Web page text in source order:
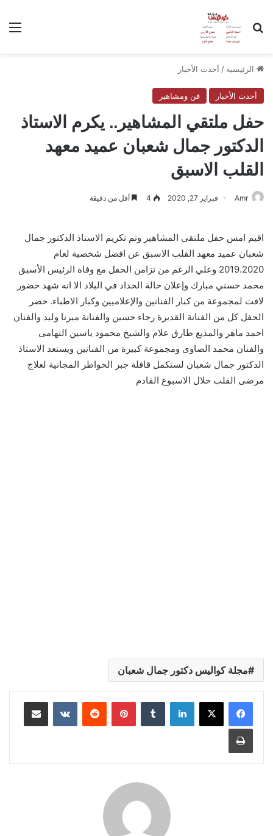
بحث عن
الرئيسية / أحدث الأخبار
أحدث الأخبار فن ومشاهير
حفل ملتقي المشاهير.. يكرم الاستاذ
الدكتور جمال شعبان عميد معهد
القلب الاسبق
Amr فبراير 27, 2020 4 أقل من دقيقة
اقيم امس حفل ملتقى المشاهير وتم تكريم الاستاذ الدكتور جمال
شعبان عميد معهد القلب الاسبق عن افضل شخصية لعام
2019.2020 وعلي الرغم من تزامن الحفل مع وفاة الرئيس الأسبق
محمد حسني مبارك وإعلان حالة الحداد في البلاد الا انه شهد حضور
لافت لمجموعة من كبار الفنانين والإعلاميين وكبار الاطباء. حضر
الحفل كل من الفنانة القديرة رجاء حسين والفنانة ميرنا وليد والفنان
احمد ماهر والمذيع طارق علام والشيخ محمود ياسين التهامى
والفنان محمد الصاوى ومجموعة كبيرة من الفنانين ويستعد الاستاذ
الدكتور جمال شعبان لستكمل قافلة جبر الخواطر المجانية لعلاج
مرضى القلب خلال الاسبوع القادم
مجلة كواليس دكتور جمال شعبان
لينكدإن بينتيريست مشاركة عبر البريد
طباعة